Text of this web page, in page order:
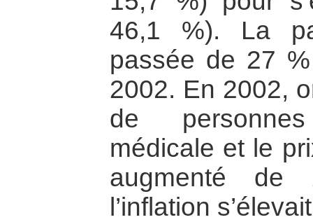
46,1 %). La
passée de 27
2002. En 2002,
de
médicale et le
augmenté
l’inflation